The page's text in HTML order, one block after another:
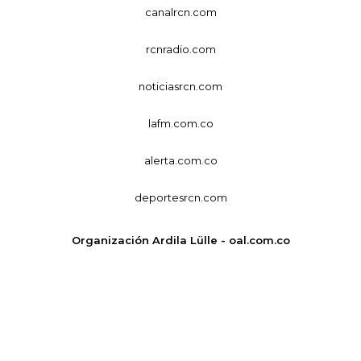
canalrcn.com
rcnradio.com
noticiasrcn.com
lafm.com.co
alerta.com.co
deportesrcn.com
Organización Ardila Lülle - oal.com.co